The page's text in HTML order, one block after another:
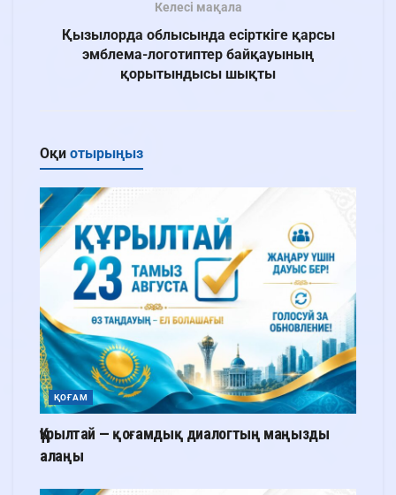
Келесі мақала
Қызылорда облысында есірткіге қарсы
эмблема-логотиптер байқауының
қорытындысы шықты
Оқи отырыңыз
ҚОҒАМ
Құрылтай — қоғамдық диалогтың маңызды
алаңы